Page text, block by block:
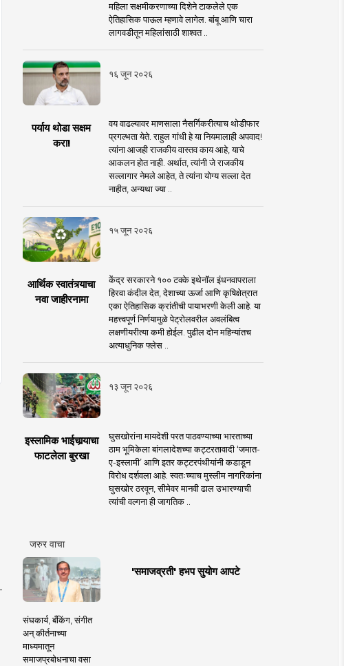
महिला सक्षमीकरणाच्या दिशेने टाकलेले एक
ऐतिहासिक पाऊल म्हणावे लागेल. बांबू आणि चारा
लागवडीतून महिलांसाठी शाश्वत ..
१६ जून २०२६
पर्याय थोडा सक्षम
करा!
वय वाढल्यावर माणसाला नैसर्गिकरीत्याच थोडीफार
प्रगल्भता येते. राहुल गांधी हे या नियमालाही अपवाद!
त्यांना आजही राजकीय वास्तव काय आहे, याचे
आकलन होत नाही. अर्थात, त्यांनी जे राजकीय
सल्लागार नेमले आहेत, ते त्यांना योग्य सल्ला देत
नाहीत, अन्यथा ज्या ..
१५ जून २०२६
आर्थिक स्वातंत्र्याचा
नवा जाहीरनामा
केंद्र सरकारने १०० टक्के इथेनॉल इंधनवापराला
हिरवा कंदील देत, देशाच्या ऊर्जा आणि कृषिक्षेत्रात
एका ऐतिहासिक क्रांतीची पायाभरणी केली आहे. या
महत्त्वपूर्ण निर्णयामुळे पेट्रोलवरील अवलंबित्व
लक्षणीयरीत्या कमी होईल. पुढील दोन महिन्यांतच
अत्याधुनिक फ्लेस ..
१३ जून २०२६
इस्लामिक भाईचार्‍याचा
फाटलेला बुरखा
घुसखोरांना मायदेशी परत पाठवण्याच्या भारताच्या
ठाम भूमिकेला बांगलादेशच्या कट्टरतावादी ‘जमात-
ए-इस्लामी’ आणि इतर कट्टरपंथीयांनी कडाडून
विरोध दर्शवला आहे. स्वतःच्याच मुस्लीम नागरिकांना
घुसखोर ठरवून, सीमेवर मानवी ढाल उभारण्याची
त्यांची वल्गना ही जागतिक ..
जरुर वाचा
'समाजव्रती' हभप सुयोग आपटे
संघकार्य, बँकिंग, संगीत
अन् कीर्तनाच्या
माध्यमातून
समाजप्रबोधनाचा वसा